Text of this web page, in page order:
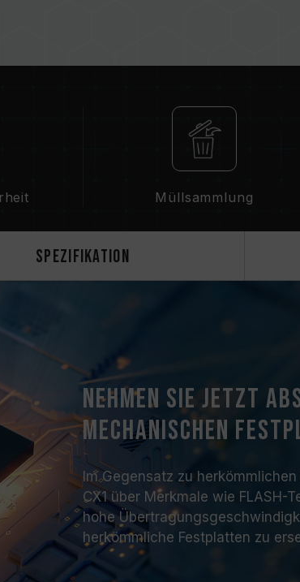
Müllsammlung
Spezifikation
Nehmen Sie jetzt
mechanischen
Im Gegensatz zu
CX1 über Merkmale wie
hohe
herkömmliche Festplatten zu